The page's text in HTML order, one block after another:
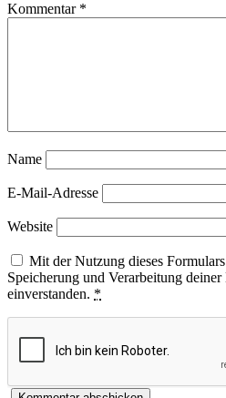
Kommentar *
Name
E-Mail-Adresse
Website
Mit der Nutzung dieses
Speicherung und Verarbeitung
einverstanden. *